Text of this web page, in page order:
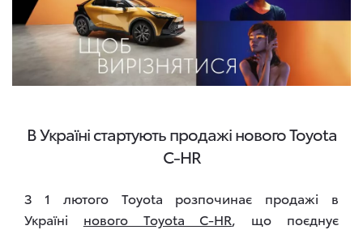
В Україні стартують продажі нового Toyota
C-HR
З 1 лютого Toyota розпочинає продажі в
Україні нового Toyota C-HR, що поєднує